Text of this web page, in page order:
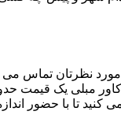
مورد نظرتان تماس
مبلی یک قیمت
تا با حضور